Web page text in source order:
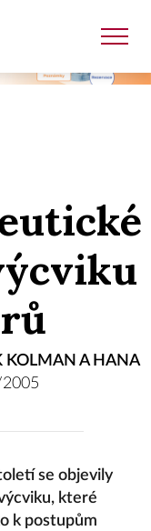
KOLMAN A HANA
se objevily
které
k postupům